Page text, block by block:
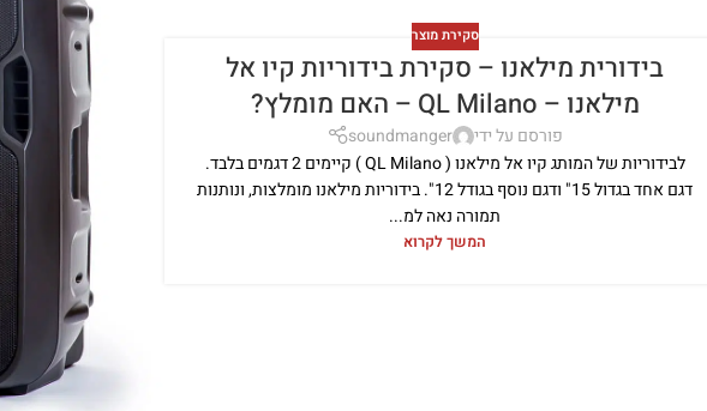
סקירת מוצר
בידורית מילאנו – סקירת בידוריות קיו אל
מילאנו – QL Milano – האם מומלץ?
פורסם על ידי
soundmanger
לבידוריות של המותג קיו אל מילאנו ( QL Milano ) קיימים 2 דגמים בלבד.
דגם אחד בגדול 15" ודגם נוסף בגודל 12". בידוריות מילאנו מומלצות, ונותנות
תמורה נאה למ...
המשך לקרוא